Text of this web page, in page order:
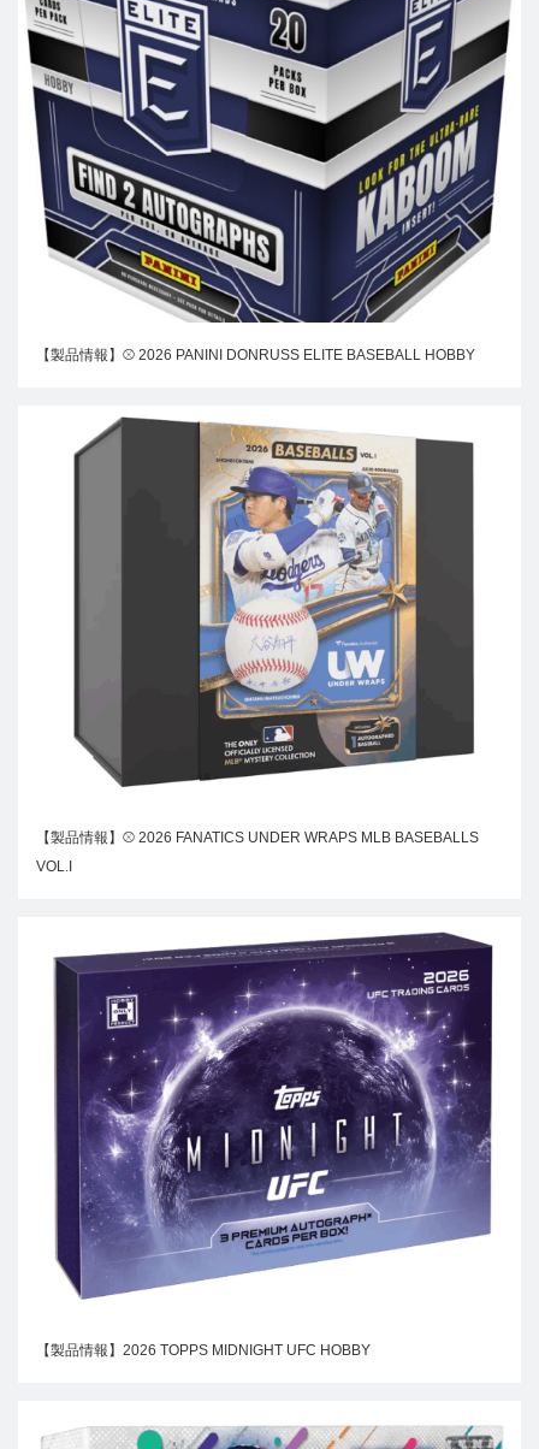
【製品情報】⚾ 2026 PANINI DONRUSS ELITE BASEBALL HOBBY
【製品情報】⚾ 2026 FANATICS UNDER WRAPS MLB BASEBALLS
VOL.I
【製品情報】2026 TOPPS MIDNIGHT UFC HOBBY